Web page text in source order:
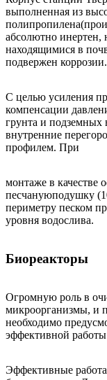
выполненная из
абсолютно инертен,
находящимися в
подвержен коррозии.
С целью усиления
компенсации
грунта и подземных
внутренние
профилем. При
монтаже в качестве
песчануюподушку
периметру песком
уровня водослива.
Биореакторы
Огромную роль в
микроорганизмы, и
необходимо
эффективной
Эффективные